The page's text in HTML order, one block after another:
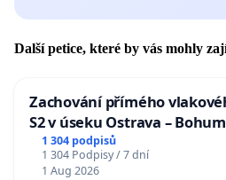
Další petice, které by vás mohly
Zachování přímého
S2 v úseku Ostrava –
u Jablunkova
1 304 podpisů
1 304 Podpisy / 7 dní
1 Aug 2026